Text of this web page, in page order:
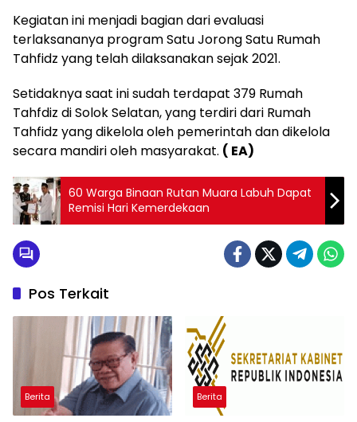
Kegiatan ini menjadi bagian dari evaluasi
terlaksananya program Satu Jorong Satu Rumah
Tahfidz yang telah dilaksanakan sejak 2021.
Setidaknya saat ini sudah terdapat 379 Rumah
Tahfdiz di Solok Selatan, yang terdiri dari Rumah
Tahfidz yang dikelola oleh pemerintah dan dikelola
secara mandiri oleh masyarakat. ( EA)
60 Warga Binaan Rutan Muara Labuh Dapat
Remisi Hari Kemerdekaan
Pos Terkait
Berita Berita